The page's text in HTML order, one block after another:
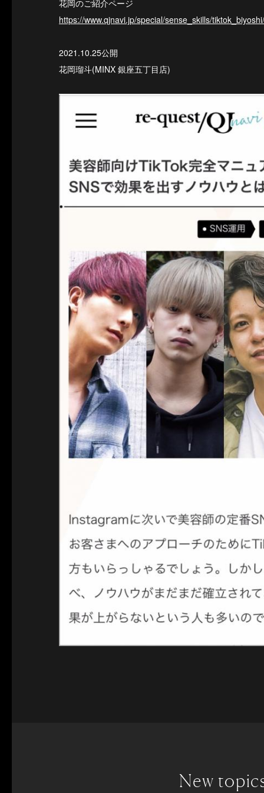
花岡のご紹介ページ
https://www.qjnavi.jp/special/sense_skills/
2021.10.25公開
花岡瑠斗(MINX 銀座五丁目店)
New